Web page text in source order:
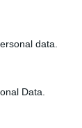
data.
Data.